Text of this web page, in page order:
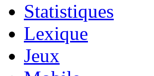
Statistiques
Lexique
Jeux